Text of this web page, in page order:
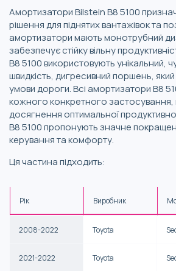
Амортизатори Bilstein B8 5100
рішення для піднятих вантажівок та
амортизатори мають монотрубний
забезпечує стійку вільну
B8 5100 використовують унікальний,
швидкість, дигресивний поршень, який
умови дороги. Всі амортизатори B8
кожного конкретного
досягнення оптимальної
B8 5100 пропонують значне
керування та комфорту.
Ця частина підходить:
Рік Виробник
2008-2022 Toyota
2021-2022 Toyota